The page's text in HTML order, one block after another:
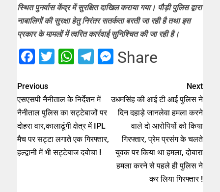
स्थित पुनर्वास केंद्र में सुरक्षित दाखिल कराया गया। पौड़ी पुलिस द्वारा
नाबालिगों की सुरक्षा हेतु निरंतर सतर्कता बरती जा रही है तथा इस
प्रकार के मामलों में त्वरित कार्रवाई सुनिश्चित की जा रही है।
Facebook
Twitter
WhatsApp
Telegram
Messenger
Share
Previous
एसएसपी नैनीताल के निर्देशन में
नैनीताल पुलिस का सट्टेबाजों पर
दोहरा वार,कालाढूंगी क्षेत्र में IPL
मैच पर सट्टा लगाते एक गिरफ्तार,
हल्द्वानी में भी सट्टेबाज दबोचा !
Next
उधमसिंह की आई टी आई पुलिस ने
दिन दहाड़े जानलेवा हमला करने
वाले दो आरोपियों को किया
गिरफ्तार, प्रेम प्रसंग के चलते
युवक पर किया था हमला, दोबारा
हमला करने से पहले ही पुलिस ने
कर लिया गिरफ्तार !